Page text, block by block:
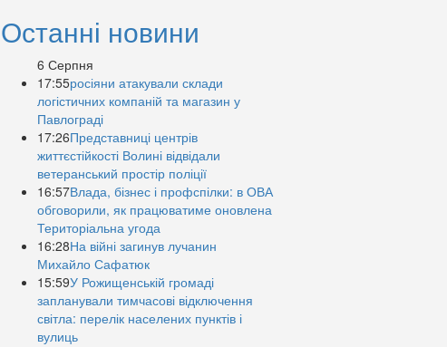
Останні новини
6 Серпня
17:55росіяни атакували склади
логістичних компаній та магазин у
Павлограді
17:26Представниці центрів
життєстійкості Волині відвідали
ветеранський простір поліції
16:57Влада, бізнес і профспілки: в ОВА
обговорили, як працюватиме оновлена
Територіальна угода
16:28На війні загинув лучанин
Михайло Сафатюк
15:59У Рожищенській громаді
запланували тимчасові відключення
світла: перелік населених пунктів і
вулиць